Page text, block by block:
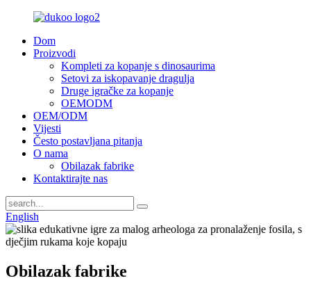
Dom
Proizvodi
Kompleti za kopanje s dinosaurima
Setovi za iskopavanje dragulja
Druge igračke za kopanje
OEMODM
OEM/ODM
Vijesti
Često postavljana pitanja
O nama
Obilazak fabrike
Kontaktirajte nas
English
Obilazak fabrike